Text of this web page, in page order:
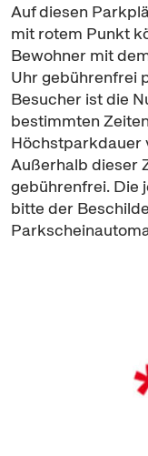
Auf diesen
mit rotem Punkt
Bewohner mit
Uhr gebührenfrei
Besucher ist die
bestimmten
Höchstparkdauer
Außerhalb dieser
gebührenfrei. Die
bitte der